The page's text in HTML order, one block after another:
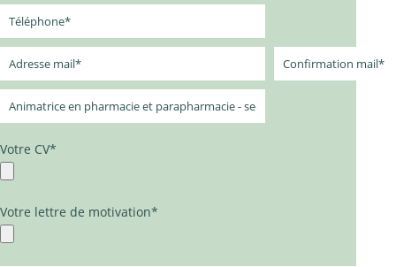
Votre CV*
Votre lettre de motivation*